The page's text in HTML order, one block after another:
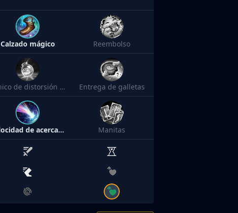
Calzado mágico Reembolso
Tónico de distorsión temporal Entrega de galletas
Velocidad de acercamiento Manitas